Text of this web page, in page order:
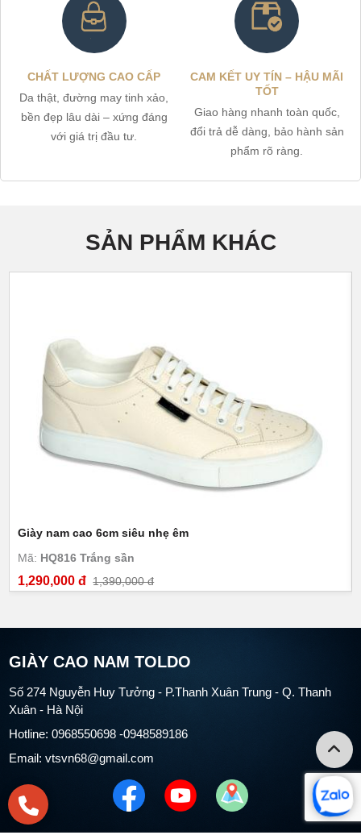
CHẤT LƯỢNG CAO CẤP
Da thật, đường may tinh xảo,
bền đẹp lâu dài – xứng đáng
với giá trị đầu tư.
CAM KẾT UY TÍN – HẬU MÃI
TỐT
Giao hàng nhanh toàn quốc,
đổi trả dễ dàng, bảo hành sản
phẩm rõ ràng.
SẢN PHẨM KHÁC
Giày nam cao 6cm siêu nhẹ êm
Mã: HQ816 Trắng sần
1,290,000 đ 1,390,000 đ
GIÀY CAO NAM TOLDO
Số 274 Nguyễn Huy Tưởng - P.Thanh Xuân Trung - Q. Thanh
Xuân - Hà Nội
Hotline: 0968550698 -0948589186
Email: vtsvn68@gmail.com